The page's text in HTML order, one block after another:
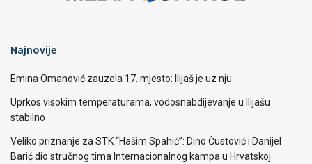
Najnovije
Emina Omanović zauzela 17. mjesto: Ilijaš je uz nju
Uprkos visokim temperaturama, vodosnabdijevanje u Ilijašu
stabilno
Veliko priznanje za STK “Hašim Spahić”: Dino Čustović i Danijel
Barić dio stručnog tima Internacionalnog kampa u Hrvatskoj